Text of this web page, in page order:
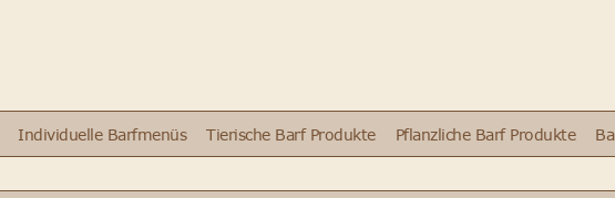
Individuelle Barfmenüs Tierische Barf Produkte Pflanzliche Barf Produkte